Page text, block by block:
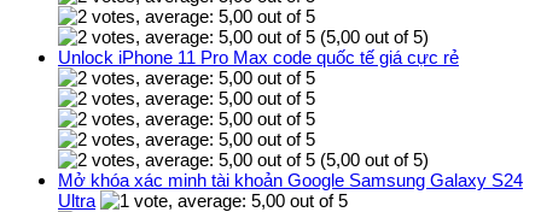
(5,00 out of 5)
Unlock iPhone 11 Pro Max code quốc tế giá cực rẻ
(5,00 out of 5)
Mở khóa xác minh tài khoản Google Samsung Galaxy S24
Ultra